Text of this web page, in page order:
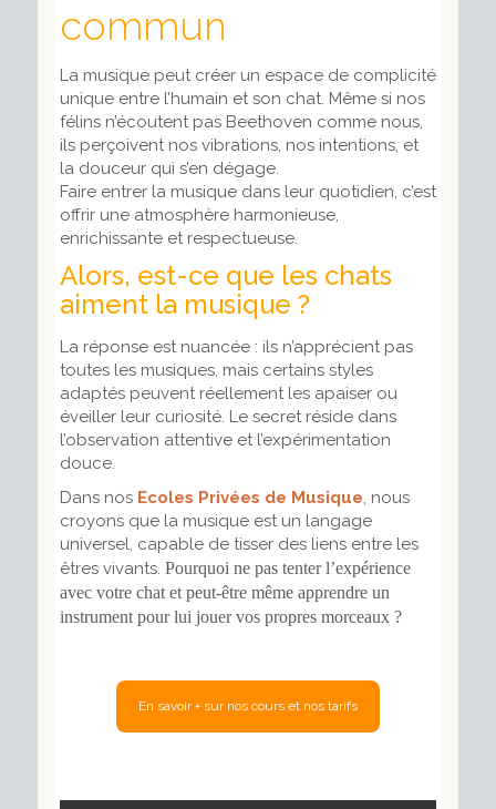
commun
La musique peut créer un espace de complicité
unique entre l’humain et son chat. Même si nos
félins n’écoutent pas Beethoven comme nous,
ils perçoivent nos vibrations, nos intentions, et
la douceur qui s’en dégage.
Faire entrer la musique dans leur quotidien, c’est
offrir une atmosphère harmonieuse,
enrichissante et respectueuse.
Alors, est-ce que les chats
aiment la musique ?
La réponse est nuancée : ils n’apprécient pas
toutes les musiques, mais certains styles
adaptés peuvent réellement les apaiser ou
éveiller leur curiosité. Le secret réside dans
l’observation attentive et l’expérimentation
douce.
Dans nos Ecoles Privées de Musique , nous
croyons que la musique est un langage
universel, capable de tisser des liens entre les
êtres vivants. Pourquoi ne pas tenter l’expérience
avec votre chatet peut-être même apprendre un
instrument pour lui jouer vos propres morceaux ?